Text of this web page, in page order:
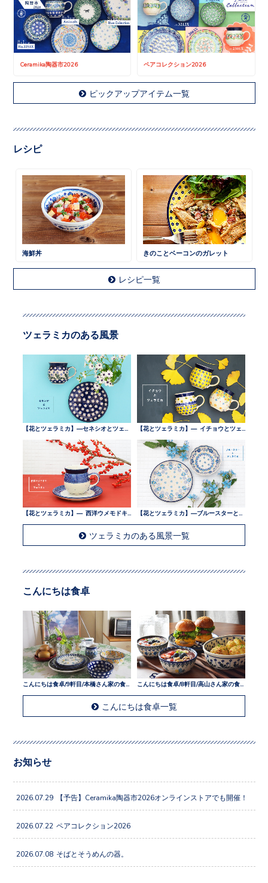
Ceramika陶器市2026 ペアコレクション2026
ピックアップアイテム一覧
レシピ
海鮮丼 きのことベーコンのガレット
レシピ一覧
ツェラミカのある風景
ツェラミカのある風景一覧
こんにちは食卓
こんにちは食卓/9軒目/本橋さん家の食卓
こんにちは食卓一覧
お知らせ
2026.07.29 【予告】Ceramika陶器市2026オンラインストアでも開催！
2026.07.22 ペアコレクション2026
2026.07.08 そばとそうめんの器。